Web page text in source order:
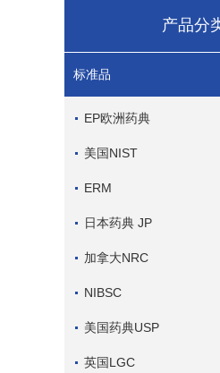
产品分
标准品
EP欧洲药典
美国NIST
ERM
日本药典 JP
加拿大NRC
NIBSC
美国药典USP
英国LGC